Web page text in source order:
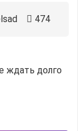
474
ждать долго